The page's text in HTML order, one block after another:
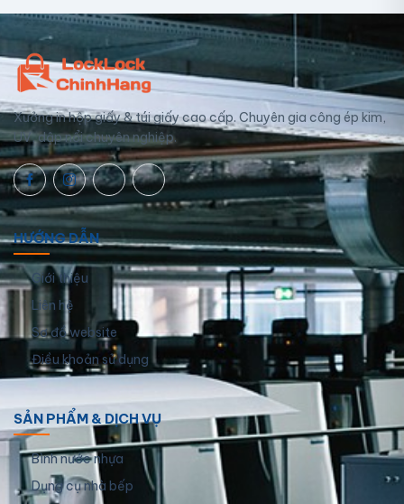
Xưởng in hộp giấy & túi giấy cao cấp. Chuyên gia công ép kim,
UV, dập nổi chuyên nghiệp.
HƯỚNG DẪN
Giới thiệu
Liên hệ
Sơ đồ website
Điều khoản sử dụng
SẢN PHẨM & DỊCH VỤ
Bình nước nhựa
Dụng cụ nhà bếp